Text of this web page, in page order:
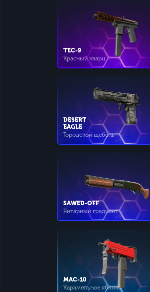
TEC-9
Красный кварц
DESERT
EAGLE
Городской щебень
SAWED-OFF
Янтарный градиент
MAC-10
Карамельное яблоко